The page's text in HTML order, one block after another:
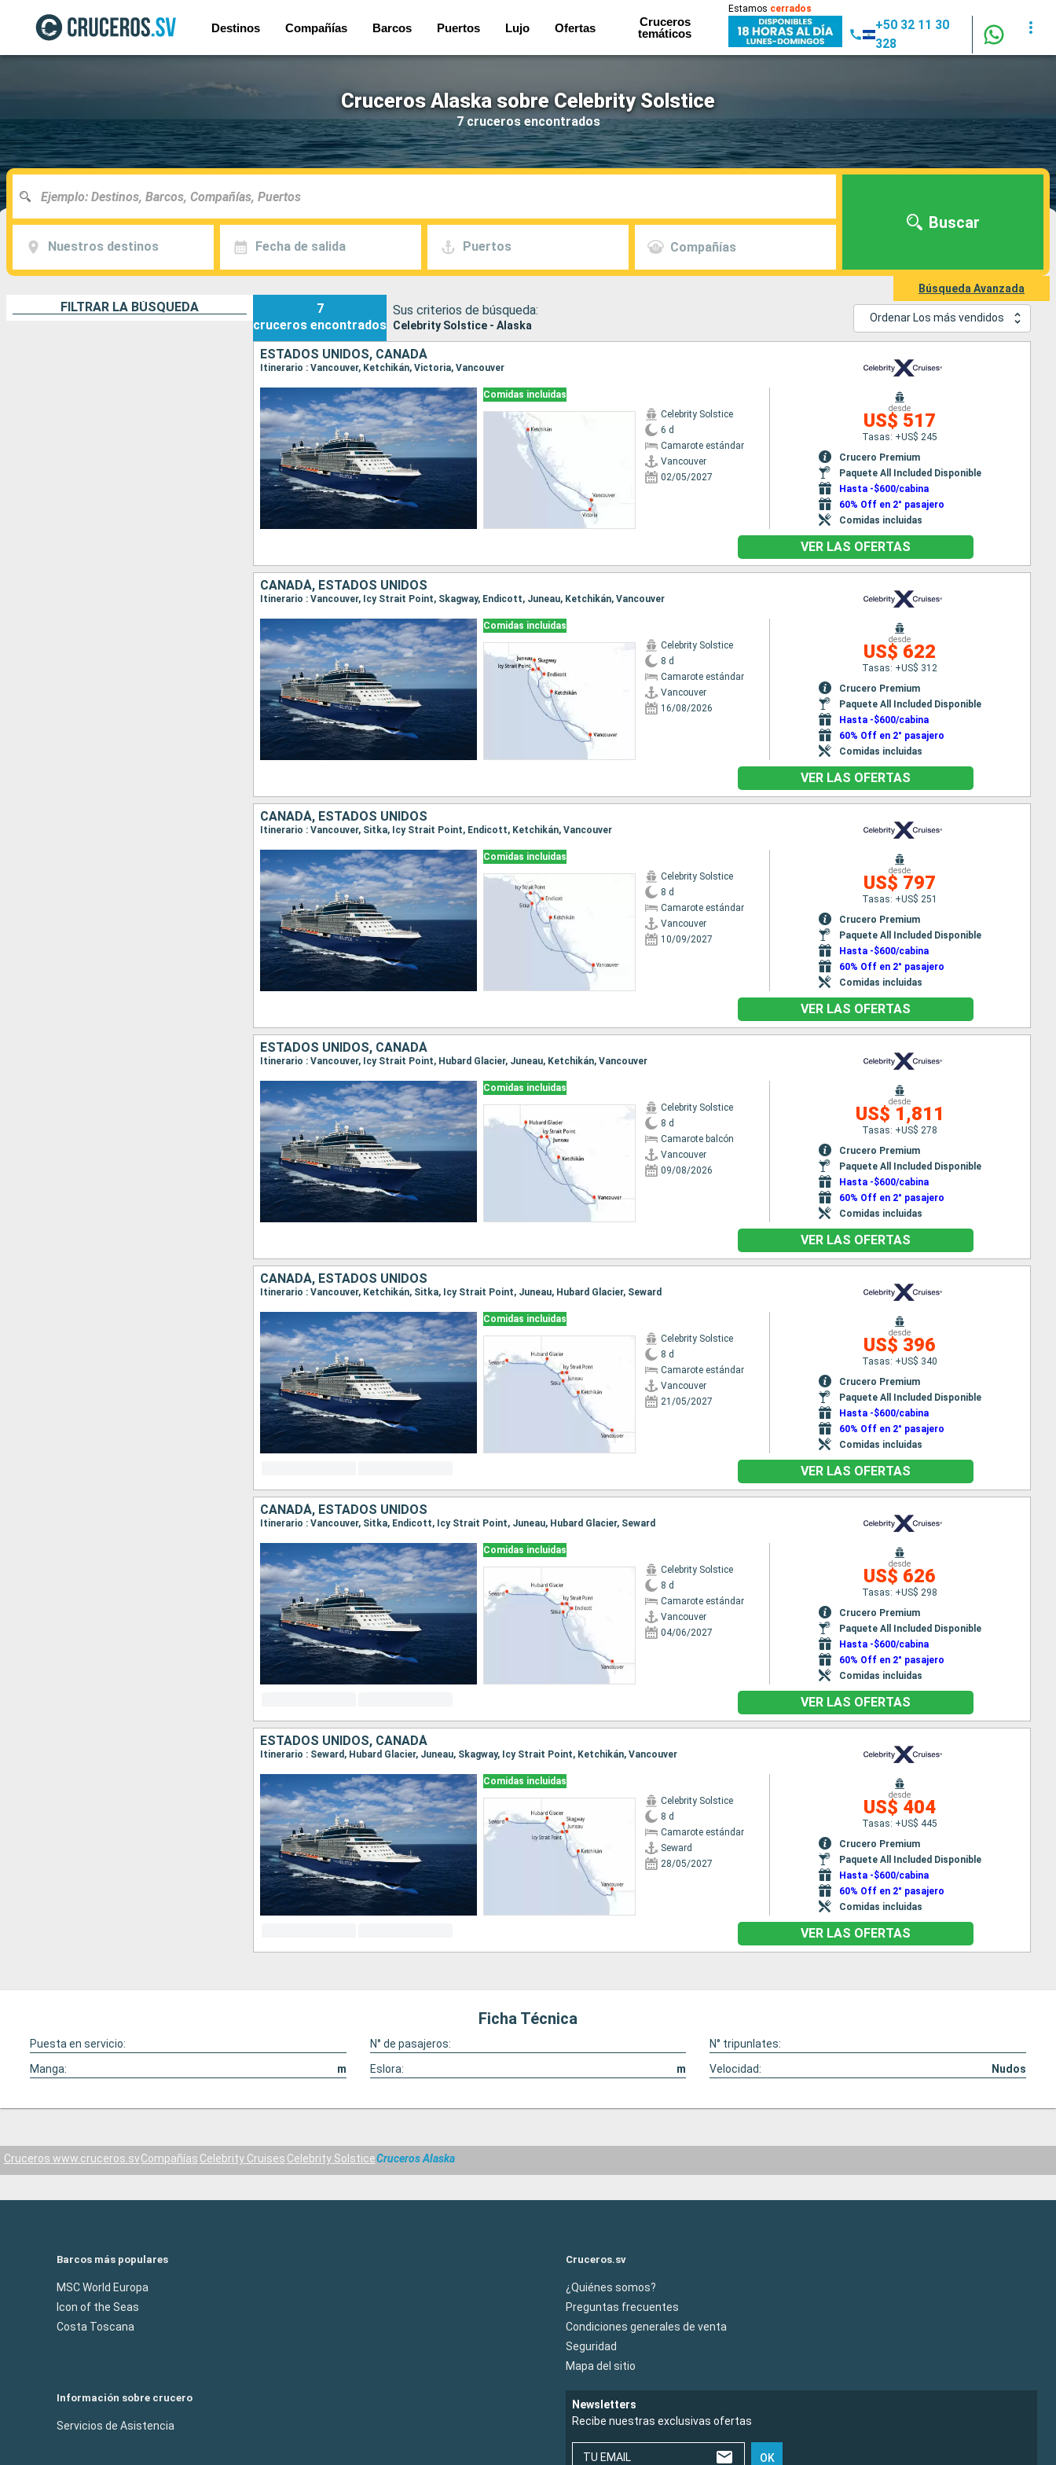
Destinos Compañías Barcos Puertos Lujo Ofertas
Cruceros
temáticos
Estamos cerrados
+50 32 11 30
328
Cruceros Alaska sobre Celebrity Solstice
7 cruceros encontrados
Nuestros destinos Fecha de salida Puertos Compañías
Buscar
Búsqueda Avanzada
FILTRAR LA BÚSQUEDA
7
cruceros encontrados
Sus criterios de búsqueda:
Celebrity Solstice - Alaska
Ordenar Los más vendidos
ESTADOS UNIDOS, CANADÁ
Itinerario : Vancouver, Ketchikán, Victoria, Vancouver
Comidas incluidas
Celebrity Solstice
6 d
Camarote estándar
Vancouver
02/05/2027
desde
US$ 517
Tasas: +US$ 245
Crucero Premium
Paquete All Included Disponible
Hasta -$600/cabina
60% Off en 2° pasajero
Comidas incluidas
VER LAS OFERTAS
CANADÁ, ESTADOS UNIDOS
Itinerario : Vancouver, Icy Strait Point, Skagway, Endicott, Juneau, Ketchikán, Vancouver
Comidas incluidas
Celebrity Solstice
8 d
Camarote estándar
Vancouver
16/08/2026
desde
US$ 622
Tasas: +US$ 312
Crucero Premium
Paquete All Included Disponible
Hasta -$600/cabina
60% Off en 2° pasajero
Comidas incluidas
VER LAS OFERTAS
CANADÁ, ESTADOS UNIDOS
Itinerario : Vancouver, Sitka, Icy Strait Point, Endicott, Ketchikán, Vancouver
Comidas incluidas
Celebrity Solstice
8 d
Camarote estándar
Vancouver
10/09/2027
desde
US$ 797
Tasas: +US$ 251
Crucero Premium
Paquete All Included Disponible
Hasta -$600/cabina
60% Off en 2° pasajero
Comidas incluidas
VER LAS OFERTAS
ESTADOS UNIDOS, CANADÁ
Itinerario : Vancouver, Icy Strait Point, Hubard Glacier, Juneau, Ketchikán, Vancouver
Comidas incluidas
Celebrity Solstice
8 d
Camarote balcón
Vancouver
09/08/2026
desde
US$ 1,811
Tasas: +US$ 278
Crucero Premium
Paquete All Included Disponible
Hasta -$600/cabina
60% Off en 2° pasajero
Comidas incluidas
VER LAS OFERTAS
CANADÁ, ESTADOS UNIDOS
Itinerario : Vancouver, Ketchikán, Sitka, Icy Strait Point, Juneau, Hubard Glacier, Seward
Comidas incluidas
Celebrity Solstice
8 d
Camarote estándar
Vancouver
21/05/2027
desde
US$ 396
Tasas: +US$ 340
Crucero Premium
Paquete All Included Disponible
Hasta -$600/cabina
60% Off en 2° pasajero
Comidas incluidas
VER LAS OFERTAS
CANADÁ, ESTADOS UNIDOS
Itinerario : Vancouver, Sitka, Endicott, Icy Strait Point, Juneau, Hubard Glacier, Seward
Comidas incluidas
Celebrity Solstice
8 d
Camarote estándar
Vancouver
04/06/2027
desde
US$ 626
Tasas: +US$ 298
Crucero Premium
Paquete All Included Disponible
Hasta -$600/cabina
60% Off en 2° pasajero
Comidas incluidas
VER LAS OFERTAS
ESTADOS UNIDOS, CANADÁ
Itinerario : Seward, Hubard Glacier, Juneau, Skagway, Icy Strait Point, Ketchikán, Vancouver
Comidas incluidas
Celebrity Solstice
8 d
Camarote estándar
Seward
28/05/2027
desde
US$ 404
Tasas: +US$ 445
Crucero Premium
Paquete All Included Disponible
Hasta -$600/cabina
60% Off en 2° pasajero
Comidas incluidas
VER LAS OFERTAS
Ficha Técnica
Puesta en servicio: N° de pasajeros:
N° tripunlates:
Manga:
m Eslora: m Velocidad: Nudos
Cruceros www.cruceros.svCompañías Celebrity Cruises Celebrity SolsticeCruceros Alaska
Barcos más populares
MSC World Europa
Icon of the Seas
Costa Toscana
Cruceros.sv
¿Quiénes somos?
Preguntas frecuentes
Condiciones generales de venta
Seguridad
Mapa del sitio
Información sobre crucero
Servicios de Asistencia
Newsletters
Recibe nuestras exclusivas ofertas
TU EMAIL OK